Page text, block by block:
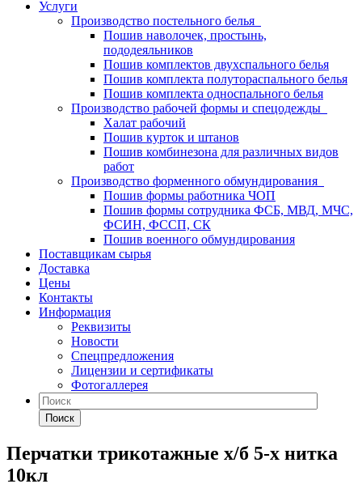
Услуги
Производство постельного белья
Пошив наволочек, простынь,
пододеяльников
Пошив комплектов двухспального белья
Пошив комплекта полутораспального белья
Пошив комплекта односпального белья
Производство рабочей формы и спецодежды
Халат рабочий
Пошив курток и штанов
Пошив комбинезона для различных видов
работ
Производство форменного обмундирования
Пошив формы работника ЧОП
Пошив формы сотрудника ФСБ, МВД, МЧС,
ФСИН, ФССП, СК
Пошив военного обмундирования
Поставщикам сырья
Доставка
Цены
Контакты
Информация
Реквизиты
Новости
Спецпредложения
Лицензии и сертификаты
Фотогаллерея
Поиск
Перчатки трикотажные х/б 5-х нитка
10кл